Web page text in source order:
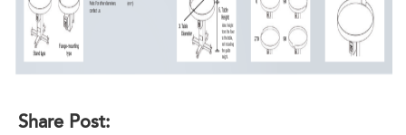
Share Post: